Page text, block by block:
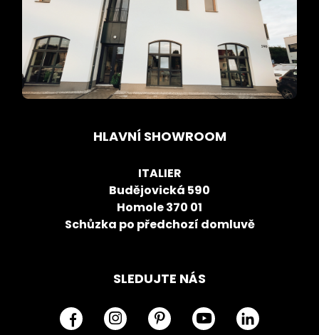
HLAVNÍ SHOWROOM
ITALIER
Budějovická 590
Homole 370 01
Schůzka po předchozí domluvě
SLEDUJTE NÁS